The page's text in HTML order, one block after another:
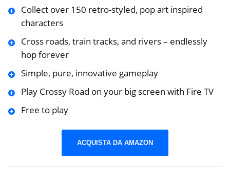
Collect over 150 retro-styled, pop art inspired
characters
Cross roads, train tracks, and rivers – endlessly
hop forever
Simple, pure, innovative gameplay
Play Crossy Road on your big screen with Fire TV
Free to play
ACQUISTA DA AMAZON